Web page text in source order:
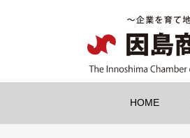
HOME